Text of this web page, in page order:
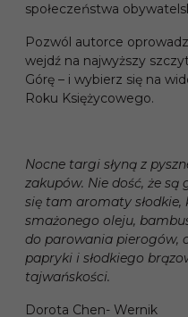
społeczeństwa
Pozwól autorce
wejdź na najwyższy
Górę – i wybierz się na
Roku Księżycowego.
Nocne targi słyną z
zakupów. Nie dość, że
się tam aromaty słodkie,
smażonego oleju,
do parowania pierogów,
papryki i słodkiego
tajwańskości.
Dorota Chen- Wernik